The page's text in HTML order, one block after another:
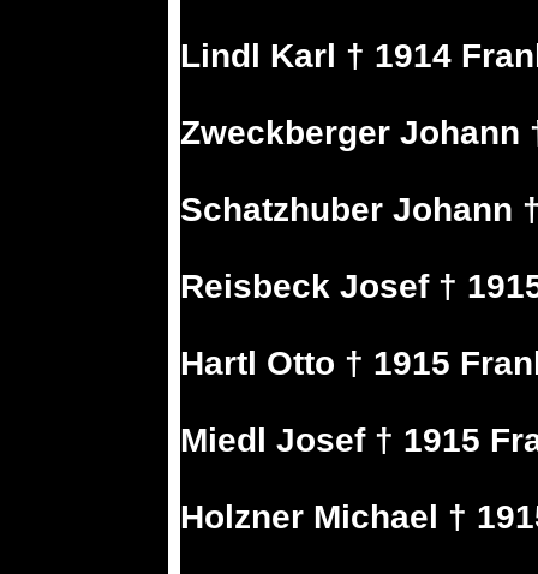
Lindl Karl † 1914
Zweckberger Johann
Schatzhuber Johann
Reisbeck Josef †
Hartl Otto † 1915
Miedl Josef † 1915
Holzner Michael †